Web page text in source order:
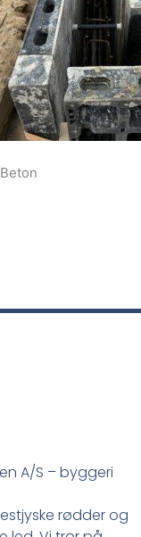
Beton
A/S – byggeri
rødder og